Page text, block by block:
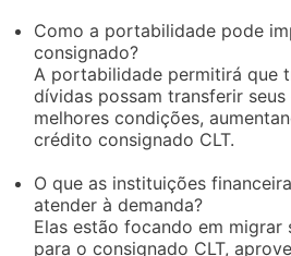
Como a portabilidade pode
consignado?
A portabilidade permitirá que
dívidas possam transferir
melhores condições,
crédito consignado CLT.
O que as instituições
atender à demanda?
Elas estão focando em migrar
para o consignado CLT,